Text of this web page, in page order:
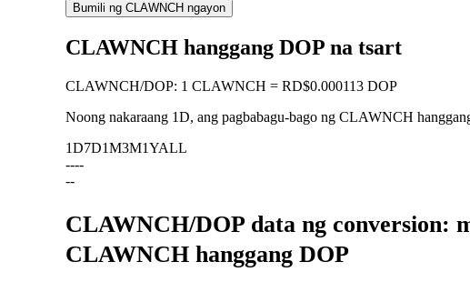
Bumili ng CLAWNCH ngayon
CLAWNCH hanggang DOP na tsart
CLAWNCH/DOP: 1 CLAWNCH = RD$0.000113 DOP
Noong nakaraang 1D, ang pagbabagu-bago ng CLAWNCH
1D7D1M3M1YALL
----
--
CLAWNCH/DOP data ng conversion:
CLAWNCH hanggang DOP